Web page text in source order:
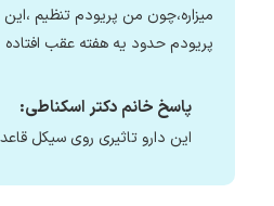
میزاره،چون من پریودم تنظیم ،این
پریودم حدود یه هفته عقب افتاده
پاسخ خانم دکتر اسکناطی:
این دارو تاثیری روی سیکل